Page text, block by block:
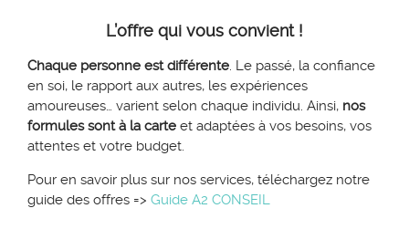
L’offre qui vous convient !
Chaque personne est différente. Le passé, la confiance
en soi, le rapport aux autres, les expériences
amoureuses… varient selon chaque individu. Ainsi, nos
formules sont à la carte et adaptées à vos besoins, vos
attentes et votre budget.
Pour en savoir plus sur nos services, téléchargez notre
guide des offres => Guide A2 CONSEIL